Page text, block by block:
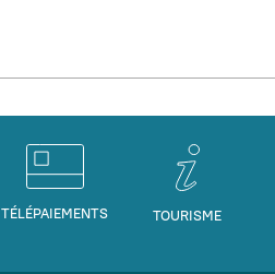
TÉLÉPAIEMENTS TOURISME